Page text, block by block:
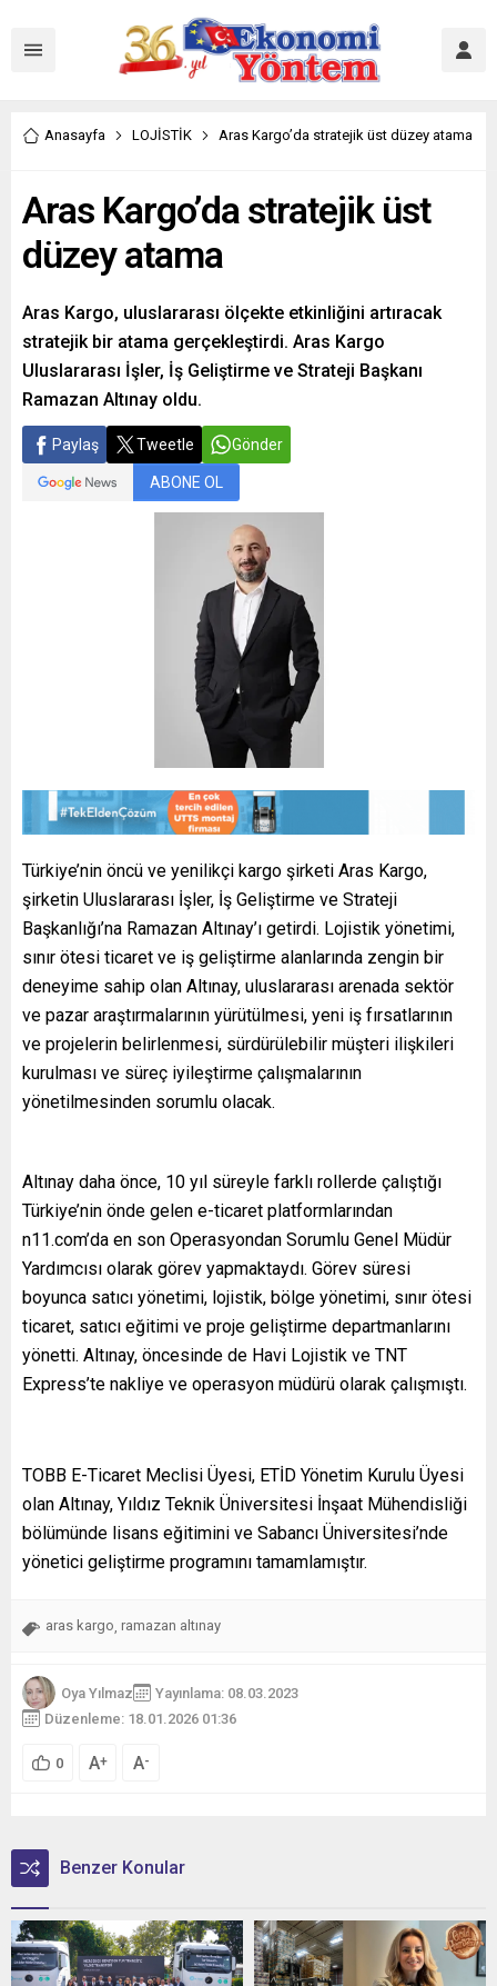
Anasayfa LOJİSTİK Aras Kargo’da stratejik üst düzey atama
Aras Kargo’da stratejik üst
düzey atama
Aras Kargo, uluslararası ölçekte etkinliğini artıracak
stratejik bir atama gerçekleştirdi. Aras Kargo
Uluslararası İşler, İş Geliştirme ve Strateji Başkanı
Ramazan Altınay oldu.
Paylaş Tweetle Gönder
ABONE OL
Türkiye’nin öncü ve yenilikçi kargo şirketi Aras Kargo,
şirketin Uluslararası İşler, İş Geliştirme ve Strateji
Başkanlığı’na Ramazan Altınay’ı getirdi. Lojistik yönetimi,
sınır ötesi ticaret ve iş geliştirme alanlarında zengin bir
deneyime sahip olan Altınay, uluslararası arenada sektör
ve pazar araştırmalarının yürütülmesi, yeni iş fırsatlarının
ve projelerin belirlenmesi, sürdürülebilir müşteri ilişkileri
kurulması ve süreç iyileştirme çalışmalarının
yönetilmesinden sorumlu olacak.
Altınay daha önce, 10 yıl süreyle farklı rollerde çalıştığı
Türkiye’nin önde gelen e-ticaret platformlarından
n11.com’da en son Operasyondan Sorumlu Genel Müdür
Yardımcısı olarak görev yapmaktaydı. Görev süresi
boyunca satıcı yönetimi, lojistik, bölge yönetimi, sınır ötesi
ticaret, satıcı eğitimi ve proje geliştirme departmanlarını
yönetti. Altınay, öncesinde de Havi Lojistik ve TNT
Express’te nakliye ve operasyon müdürü olarak çalışmıştı.
TOBB E-Ticaret Meclisi Üyesi, ETİD Yönetim Kurulu Üyesi
olan Altınay, Yıldız Teknik Üniversitesi İnşaat Mühendisliği
bölümünde lisans eğitimini ve Sabancı Üniversitesi’nde
yönetici geliştirme programını tamamlamıştır.
aras kargo, ramazan altınay
Oya Yılmaz
Yayınlama: 08.03.2023
Düzenleme: 18.01.2026 01:36
0 A+ A-
Benzer Konular